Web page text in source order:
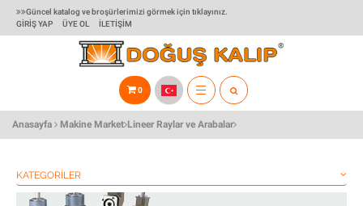
Güncel katalog ve broşürlerimizi görmek için tıklayınız.
GIRIŞ YAP
ÜYE OL İLETIŞIM
0
TOGGLE
NAVIGATION
Anasayfa Makine Market Lineer Raylar ve Arabalar
KATEGORILER